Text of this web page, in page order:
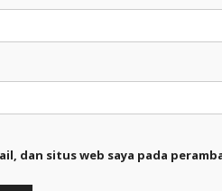
dan situs web saya pada